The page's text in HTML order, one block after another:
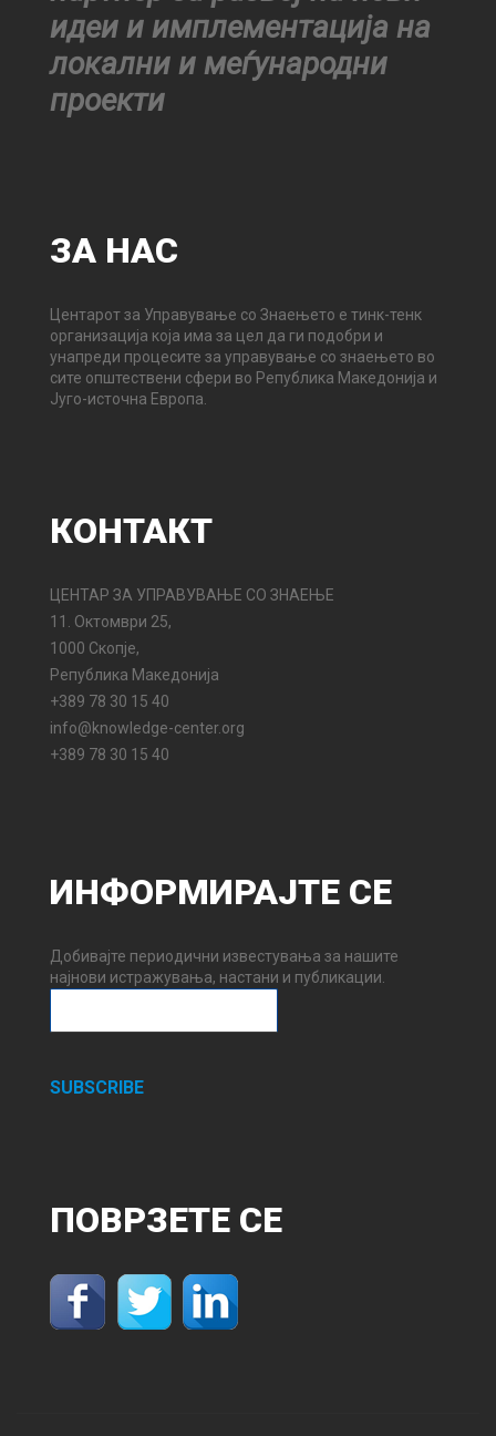
идеи и имплементација на
локални и меѓународни
проекти
ЗА НАС
Центарот за Управување со Знаењето е тинк-тенк
организација која има за цел да ги подобри и
унапреди процесите за управување со знаењето во
сите општествени сфери во Република Македонија и
Југо-источна Европа.
КОНТАКТ
ЦЕНТАР ЗА УПРАВУВАЊЕ СО ЗНАЕЊЕ
11. Октомври 25,
1000 Скопје,
Република Македонија
+389 78 30 15 40
info@knowledge-center.org
+389 78 30 15 40
ИНФОРМИРАЈТЕ СЕ
Добивајте периодични известувања за нашите
најнови истражувања, настани и публикации.
SUBSCRIBE
ПОВРЗЕТЕ СЕ